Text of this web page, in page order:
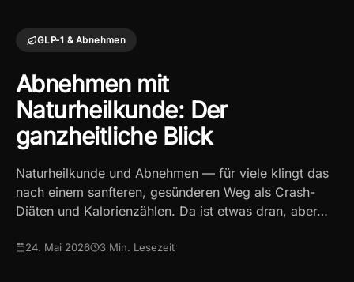
GLP-1 & Abnehmen
Abnehmen mit
Naturheilkunde: Der
ganzheitliche Blick
Naturheilkunde und Abnehmen — für viele klingt das
nach einem sanfteren, gesünderen Weg als Crash-
Diäten und Kalorienzählen. Da ist etwas dran, aber…
24. Mai 2026 3 Min. Lesezeit